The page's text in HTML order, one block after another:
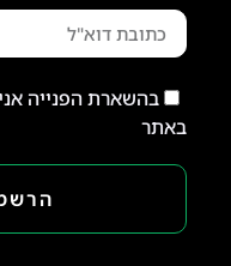
בהשארת הפנייה
באתר